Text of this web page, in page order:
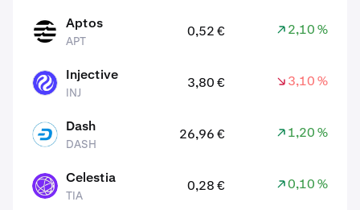
APT Aptos
APT
0,52 € 2,10 %
INJ Injective
INJ
3,80 € 3,10 %
DASH Dash
DASH
26,96 € 1,20 %
TIA Celestia
TIA
0,28 € 0,10 %